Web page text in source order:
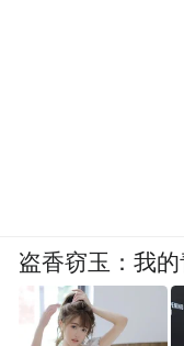
盗香窃玉：我